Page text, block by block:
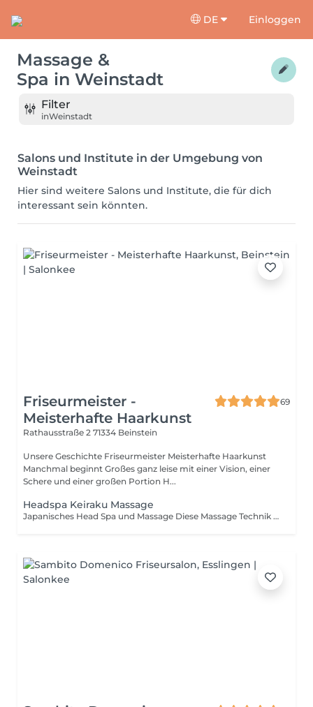
DE Einloggen
Massage &
Spa in Weinstadt
Filter
inWeinstadt
Salons und Institute in der Umgebung von
Weinstadt
Hier sind weitere Salons und Institute, die für dich
interessant sein könnten.
Friseurmeister -
Meisterhafte Haarkunst
69
Rathausstraße 2 71334 Beinstein
Unsere Geschichte Friseurmeister Meisterhafte Haarkunst
Manchmal beginnt Großes ganz leise mit einer Vision, einer
Schere und einer großen Portion H...
Headspa Keiraku Massage
Japanisches Head Spa und Massage Diese Massage Technik wird bereits seit 2500 Jahren angewendet und hilft dabei nicht den Geist und Körper zu entspannen. Keiraku Head Spa Massage Erleben Sie tiefe Entspannung und neue Energie mit unserer Keiraku Head Spa Massage einer ganzheitlichen Behandlung, die Körper und Geist in Einklang bringt. Die Keiraku-Massage basiert auf den Energiebahnen (Meridianen) des Körpers und kombiniert sanfte, rhythmische Massagegriffe mit gezielten Druckpunkten an Kopf, Nacken und Schultern. Sie fördert die Durchblutung der Kopfhaut, löst Spannungen und unterstützt das natürliche Gleichgewicht von Haar und Kopfhaut. Diese besondere Head-Spa-Behandlung: wirkt entspannend und stresslösend kann Kopfschmerzen und Verspannungen lindern unterstützt eine gesunde Kopfhaut sorgt für ein spürbares Gefühl von Leichtigkeit und Wohlbefinden Unsere Keiraku Head Spa Massage ist ideal für alle, die sich eine bewusste Auszeit gönnen und neue Kraft tanken möchten allein oder als entspannende Paar-Session. Tauchen Sie ein in einen Moment der Ruhe. Entspannung beginnt im Kopf. Wichtige Hinweise zur Head-Spa-Behandlung Die gesamte Behandlungsdauer beträgt ca. 1,5 Stunden und setzt sich wie folgt zusammen: ca. 10 Minuten Umziehen ca. 10 Minuten Kopfhautanalyse ca. 45 Minuten Behandlung ca. 10 Minuten Umziehen ca. 15 Minuten Föhnen & Stylen der Haare Für die Behandlung stellen wir ein spezielles Oberteil zur Verfügung, das bis oberhalb der Brust reicht. Die Behandlung kann von Damen wie auch von Herren durchgeführt werden. Der gewünschte Mitarbeiter / die gewünschte Mitarbeiterin kann bei der Buchung frei gewählt werden. Erfolgt keine Auswahl, ist eine kurzfristige Änderung vor Ort leider nicht möglich. Bitte beachten Sie, dass die Behandlungskosten bei eigenverschuldeter Nichtdurchführung (z. B. verspätetes Erscheinen, fehlende Mitarbeiterauswahl) vollständig in Rechnung gestellt werden.